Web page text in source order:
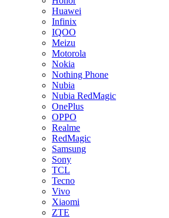
Huawei
Infinix
IQOO
Meizu
Motorola
Nokia
Nothing Phone
Nubia
Nubia RedMagic
OnePlus
OPPO
Realme
RedMagic
Samsung
Sony
TCL
Tecno
Vivo
Xiaomi
ZTE